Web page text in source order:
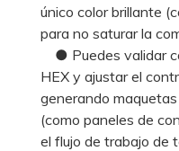
único color brillante
para no saturar la
● Puedes validar
HEX y ajustar el
generando
(como paneles de
el flujo de trabajo de